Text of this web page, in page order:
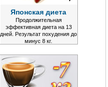
Японская диета
Продолжительная
эффективная диета на 13
дней. Результат похудения до
минус 8 кг.